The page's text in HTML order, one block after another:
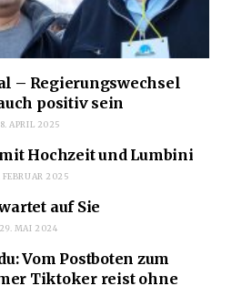
– Regierungswechsel
positiv sein
APRIL 2025
Hochzeit und Lumbini
FEBRUAR 2025
auf Sie
29. MAI 2024
Vom Postboten zum
Tiktoker reist ohne